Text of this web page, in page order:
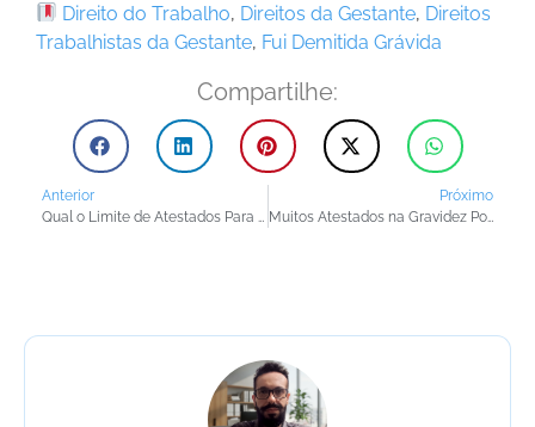
Direito do Trabalho, Direitos da Gestante, Direitos
Trabalhistas da Gestante, Fui Demitida Grávida
Compartilhe:
Anterior
Qual o Limite de Atestados Para Gestante no Trabalho?
Próximo
Muitos Atestados na Gravidez Pode Dar Justa Causa?